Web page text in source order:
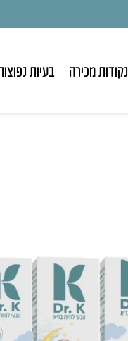
נקודות מכירה בעיות